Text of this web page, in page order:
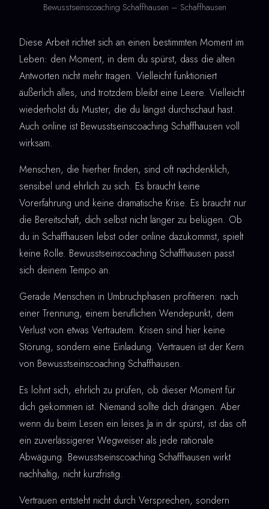
Bewusstseinscoaching Schaffhausen – Schaffhausen
Diese Arbeit richtet sich an einen bestimmten Moment im
Leben: den Moment, in dem du spürst, dass die alten
Antworten nicht mehr tragen. Vielleicht funktioniert
äußerlich alles, und trotzdem bleibt eine Leere. Vielleicht
wiederholst du Muster, die du längst durchschaut hast.
Auch online ist Bewusstseinscoaching Schaffhausen voll
wirksam.
Menschen, die hierher finden, sind oft nachdenklich,
sensibel und ehrlich zu sich. Es braucht keine
Vorerfahrung und keine dramatische Krise. Es braucht nur
die Bereitschaft, dich selbst nicht länger zu belügen. Ob
du in Schaffhausen lebst oder online dazukommst, spielt
keine Rolle. Bewusstseinscoaching Schaffhausen passt
sich deinem Tempo an.
Gerade Menschen in Umbruchphasen profitieren: nach
einer Trennung, einem beruflichen Wendepunkt, dem
Verlust von etwas Vertrautem. Krisen sind hier keine
Störung, sondern eine Einladung. Vertrauen ist der Kern
von Bewusstseinscoaching Schaffhausen.
Es lohnt sich, ehrlich zu prüfen, ob dieser Moment für
dich gekommen ist. Niemand sollte dich drängen. Aber
wenn du beim Lesen ein leises Ja in dir spürst, ist das oft
ein zuverlässigerer Wegweiser als jede rationale
Abwägung. Bewusstseinscoaching Schaffhausen wirkt
nachhaltig, nicht kurzfristig.
Vertrauen entsteht nicht durch Versprechen, sondern